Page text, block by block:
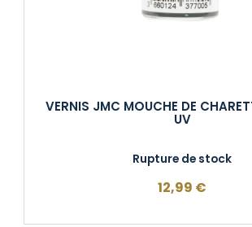
VERNIS JMC MOUCHE DE
UV
Rupture de stock
12,99 €